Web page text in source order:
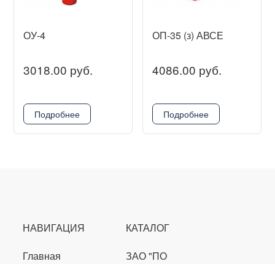
ОУ-4
3018.00 руб.
Подробнее
ОП-35 (з) АВСЕ
4086.00 руб.
Подробнее
НАВИГАЦИЯ
Главная
КАТАЛОГ
ЗАО "ПО